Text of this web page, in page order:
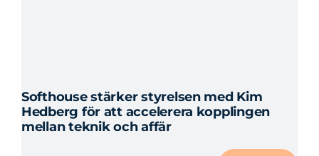
Softhouse stärker styrelsen med Kim
Hedberg för att accelerera kopplingen
mellan teknik och affär